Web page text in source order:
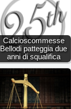
Calcioscommesse
Bellodi patteggia due
anni di squalifica